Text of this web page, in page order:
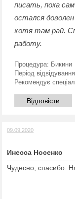
писать, пока
остался
хотя там рай.
работу.
Процедура: Бикини
Період
Рекомендує
Відповісти
09.09.2020
Инесса Носенко
Чудесно, спасибо.